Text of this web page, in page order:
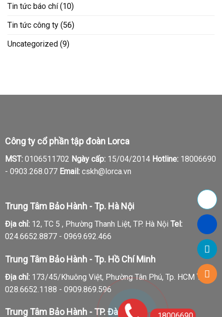
Tin tức báo chí(10)
Tin tức công ty (56)
Uncategorized (9)
Công ty cổ phần tập đoàn Lorca
MST:0106511702 Ngày cấp:15/04/2014 Hotline:18006690
- 0903.268.077 Email:cskh@lorca.vn
Trung Tâm Bảo Hành - Tp. Hà Nội
Địa chỉ:12, TC 5 , Phường Thanh Liệt, TP. Hà Nội Tel:
024.6652.8877 - 0969.692.466
Trung Tâm Bảo Hành - Tp. Hồ Chí Minh
Địa chỉ:173/45/Khuông Việt, Phường Tân Phú, Tp. HCM Tel:
028.6652.1188 - 0909.869.596
Trung Tâm Bảo Hành - TP. Đà Nẵng